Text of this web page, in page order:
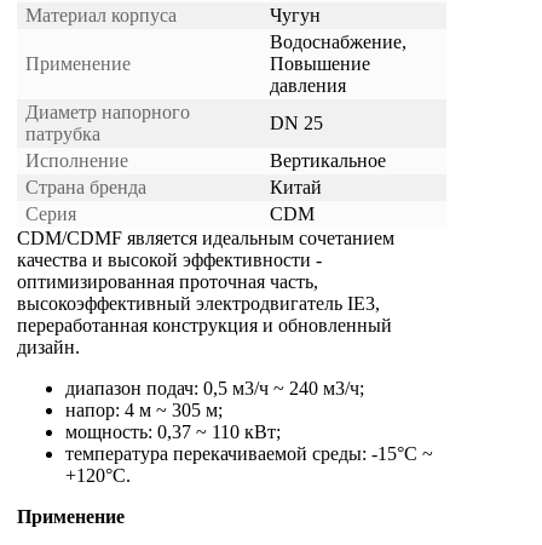
Материал корпуса
Чугун
Применение
Водоснабжение,
Повышение
давления
Диаметр напорного
патрубка
DN 25
Исполнение
Вертикальное
Страна бренда
Китай
Серия
CDM
CDM/CDMF является идеальным сочетанием
качества и высокой эффективности -
оптимизированная проточная часть,
высокоэффективный электродвигатель IE3,
переработанная конструкция и обновленный
дизайн.
диапазон подач: 0,5 м3/ч ~ 240 м3/ч;
напор: 4 м ~ 305 м;
мощность: 0,37 ~ 110 кВт;
температура перекачиваемой среды: -15°С ~
+120°С.
Применение